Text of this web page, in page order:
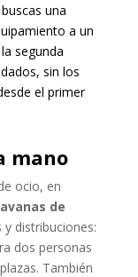
una
a un
segunda
sin los
el primer
mano
ocio, en
de
distribuciones:
dos personas
También